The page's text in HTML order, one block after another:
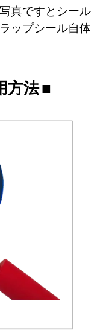
真ですとシール
ップシール自体
方法